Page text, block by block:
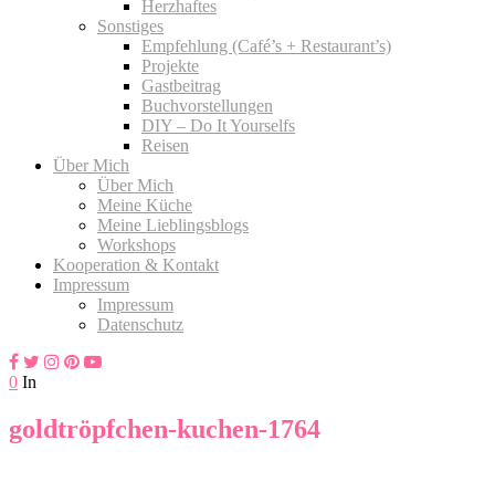
Herzhaftes
Sonstiges
Empfehlung (Café’s + Restaurant’s)
Projekte
Gastbeitrag
Buchvorstellungen
DIY – Do It Yourselfs
Reisen
Über Mich
Über Mich
Meine Küche
Meine Lieblingsblogs
Workshops
Kooperation & Kontakt
Impressum
Impressum
Datenschutz
0 In
goldtröpfchen-kuchen-1764